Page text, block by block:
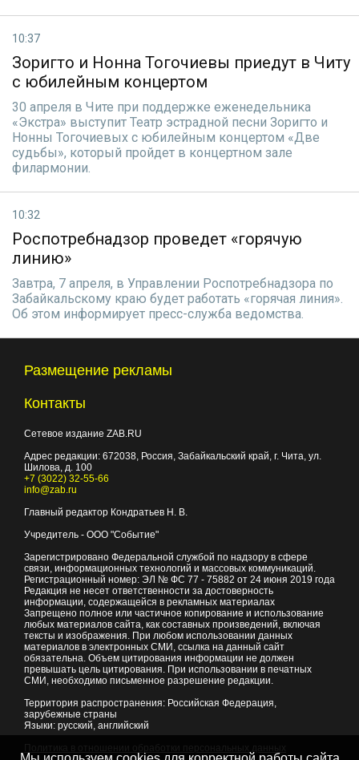
10:37
Зоригто и Нонна Тогочиевы приедут в Читу
с юбилейным концертом
30 апреля в Чите при поддержке еженедельника
«Экстра» выступит Театр эстрадной песни Зоригто и
Нонны Тогочиевых с юбилейным концертом «Две
судьбы», который пройдет в концертном зале
филармонии.
10:32
Роспотребнадзор проведет «горячую
линию»
Завтра, 7 апреля, в Управлении Роспотребнадзора по
Забайкальскому краю будет работать «горячая линия».
Об этом информирует пресс-служба ведомства.
Размещение рекламы
Контакты
Сетевое издание ZAB.RU
Адрес редакции: 672038, Россия, Забайкальский край, г. Чита, ул.
Шилова, д. 100
+7 (3022) 32-55-66
info@zab.ru
Главный редактор Кондратьев Н. В.
Учредитель - ООО "Событие"
Зарегистрировано Федеральной службой по надзору в сфере
связи, информационных технологий и массовых коммуникаций.
Регистрационный номер: ЭЛ № ФС 77 - 75882 от 24 июня 2019 года
Редакция не несет ответственности за достоверность
информации, содержащейся в рекламных материалах
Запрещено полное или частичное копирование и использование
любых материалов сайта, как составных произведений, включая
тексты и изображения. При любом использовании данных
материалов в электронных СМИ, ссылка на данный сайт
обязательна. Объем цитирования информации не должен
превышать цель цитирования. При использовании в печатных
СМИ, необходимо письменное разрешение редакции.
Территория распространения: Российская Федерация,
зарубежные страны
Языки: русский, английский